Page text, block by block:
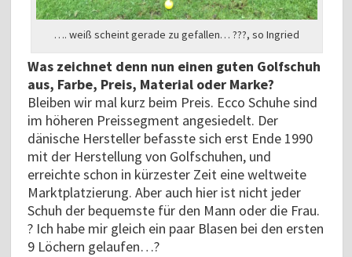
…. weiß scheint gerade zu gefallen… ???, so Ingried
Was zeichnet denn nun einen guten Golfschuh
aus, Farbe, Preis, Material oder Marke?
Bleiben wir mal kurz beim Preis. Ecco Schuhe sind
im höheren Preissegment angesiedelt. Der
dänische Hersteller befasste sich erst Ende 1990
mit der Herstellung von Golfschuhen, und
erreichte schon in kürzester Zeit eine weltweite
Marktplatzierung. Aber auch hier ist nicht jeder
Schuh der bequemste für den Mann oder die Frau.
? Ich habe mir gleich ein paar Blasen bei den ersten
9 Löchern gelaufen…?